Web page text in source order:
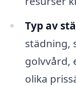
Typ av
städning,
golvvård,
olika